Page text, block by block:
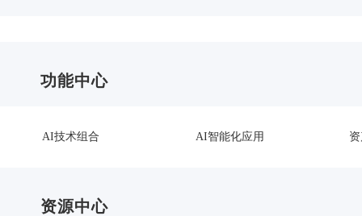
功能中心
AI技术组合 AI智能化应用
资源中心